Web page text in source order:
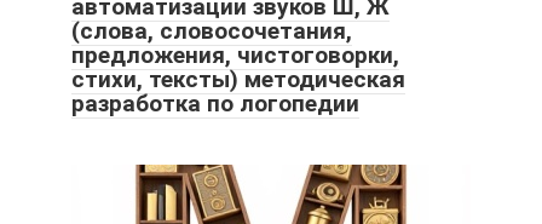
автоматизации звуков Ш, Ж
(слова, словосочетания,
предложения, чистоговорки,
стихи, тексты) методическая
разработка по логопедии